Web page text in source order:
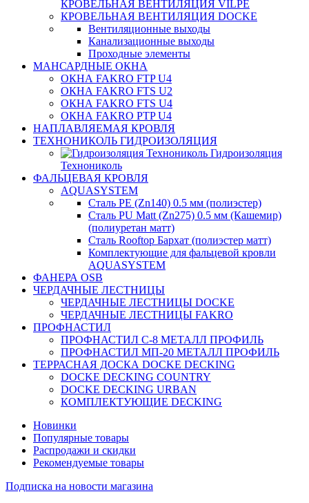
КРОВЕЛЬНАЯ ВЕНТИЛЯЦИЯ VILPE
КРОВЕЛЬНАЯ ВЕНТИЛЯЦИЯ DOCKE
Вентиляционные выходы
Канализационные выходы
Проходные элементы
МАНСАРДНЫЕ ОКНА
ОКНА FAKRO FTP U4
ОКНА FAKRO FTS U2
ОКНА FAKRO FTS U4
ОКНА FAKRO PTP U4
НАПЛАВЛЯЕМАЯ КРОВЛЯ
ТЕХНОНИКОЛЬ ГИДРОИЗОЛЯЦИЯ
Гидроизоляция
Технониколь
ФАЛЬЦЕВАЯ КРОВЛЯ
AQUASYSTEM
Сталь PE (Zn140) 0.5 мм (полиэстер)
Сталь PU Matt (Zn275) 0.5 мм (Кашемир)
(полиуретан матт)
Сталь Rooftop Бархат (полиэстер матт)
Комплектующие для фальцевой кровли
AQUASYSTEM
ФАНЕРА OSB
ЧЕРДАЧНЫЕ ЛЕСТНИЦЫ
ЧЕРДАЧНЫЕ ЛЕСТНИЦЫ DOCKE
ЧЕРДАЧНЫЕ ЛЕСТНИЦЫ FAKRO
ПРОФНАСТИЛ
ПРОФНАСТИЛ C-8 МЕТАЛЛ ПРОФИЛЬ
ПРОФНАСТИЛ МП-20 МЕТАЛЛ ПРОФИЛЬ
ТЕРРАСНАЯ ДОСКА DOCKE DECKING
DOCKE DECKING COUNTRY
DOCKE DECKING URBAN
КОМПЛЕКТУЮЩИЕ DECKING
Новинки
Популярные товары
Распродажи и скидки
Рекомендуемые товары
Подписка на новости магазина